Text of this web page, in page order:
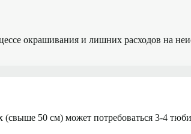
окрашивания и лишних расходов на
50 см) может потребоваться 3-4